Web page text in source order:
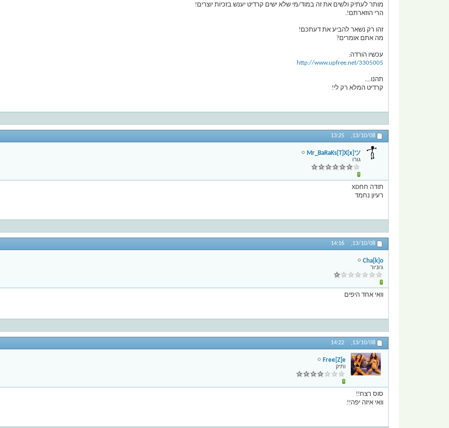
מותר לעתיק ולשים את זה במוד/מי שלא ישים קרדיט יענש בזכיות יוצרים!
הרי הוזארתם!.
זהו רק נשאר להביע את דעתכם!
מה אתם אומרים?
עכשיו הורדה:
http://www.upfree.net/3305005
תהנו....
קרדיט המלא רק לי!
13/10/08,
13:25
Mr_BaRaKs[T]X[x]ツ
גורו
תודה חחXD
רעיון נחמד
13/10/08,
14:16
Cha[k]o
ג'וניור
וואי אחד היפים
13/10/08,
14:22
Free[Z]e
ותיק
סוס רצח!!
וואי איזה יפה!!